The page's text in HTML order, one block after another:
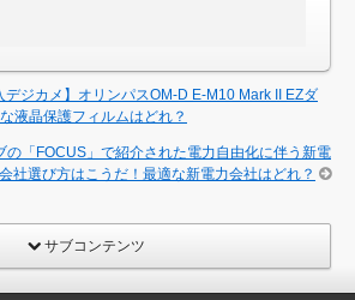
デジカメ】オリンパスOM-D E-M10 Mark II EZダ
液晶保護フィルムはどれ？
の「FOCUS」で紹介された電力自由化に伴う新電
社選び方はこうだ！最適な新電力会社はどれ？
サブコンテンツ